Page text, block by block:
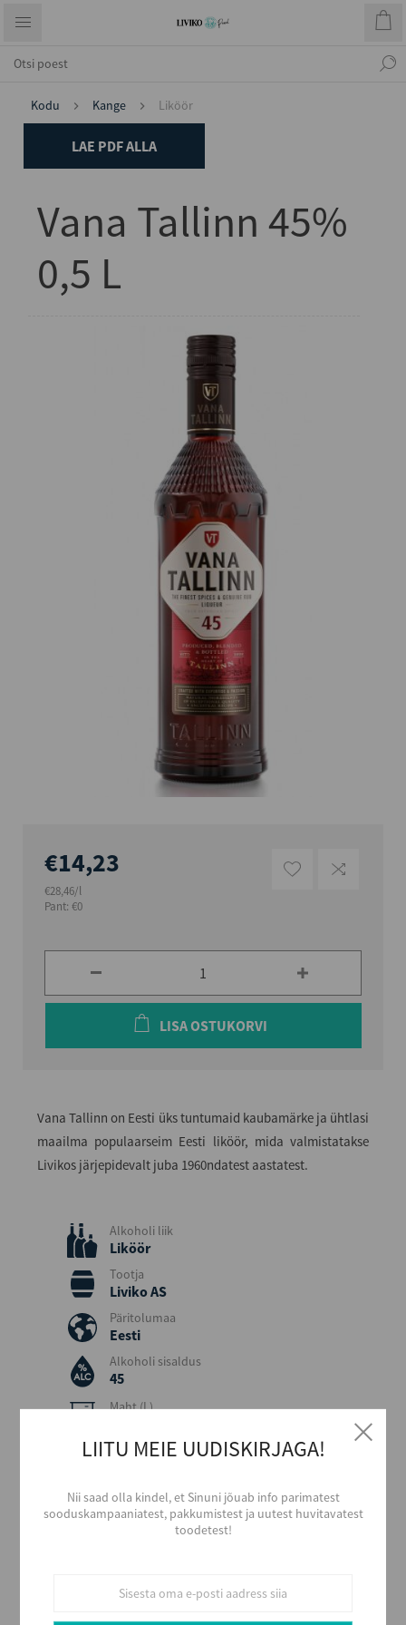
Kodu Kange Liköör
LAE PDF ALLA
Vana Tallinn 45%
0,5 L
€14,23
€28,46/l
Pant: €0
LISA OSTUKORVI
Vana Tallinn on Eesti üks tuntumaid kaubamärke ja ühtlasi
maailma populaarseim Eesti liköör, mida valmistatakse
Livikos järjepidevalt juba 1960ndatest aastatest.
Alkoholi liik
Liköör
Tootja
Liviko AS
Päritolumaa
Eesti
Alkoholi sisaldus
45
Maht (L)
Kogus kastis
EAN
4740050002116
LIITU MEIE UUDISKIRJAGA!
Nii saad olla kindel, et Sinuni jõuab info parimatest
sooduskampaaniatest, pakkumistest ja uutest huvitavatest
toodetest!